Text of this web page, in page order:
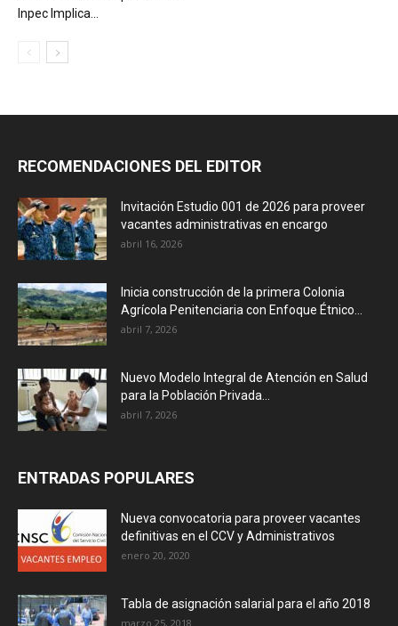
Inpec Implica...
RECOMENDACIONES DEL EDITOR
Invitación Estudio 001 de 2026 para proveer
vacantes administrativas en encargo
abril 16, 2026
Inicia construcción de la primera Colonia
Agrícola Penitenciaria con Enfoque Étnico...
abril 7, 2026
Nuevo Modelo Integral de Atención en Salud
para la Población Privada...
abril 7, 2026
ENTRADAS POPULARES
Nueva convocatoria para proveer vacantes
definitivas en el CCV y Administrativos
enero 20, 2020
Tabla de asignación salarial para el año 2018
marzo 25, 2018